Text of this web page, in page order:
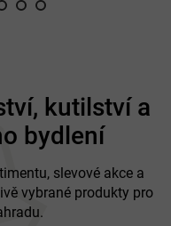
kutilství a
bydlení
slevové akce a
vybrané produkty pro